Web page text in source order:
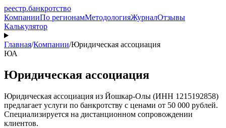
реестр.банкротство
КомпанииПо регионамМетодологияЖурналОтзывы
Калькулятор
Главная/Компании/Юридическая ассоциация
ЮА
Юридическая ассоциация
Юридическая ассоциация из Йошкар-Олы (ИНН 1215192858)
предлагает услуги по банкротству с ценами от 50 000 рублей.
Специализируется на дистанционном сопровождении
клиентов.